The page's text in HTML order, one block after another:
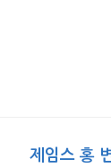
제임스 홍